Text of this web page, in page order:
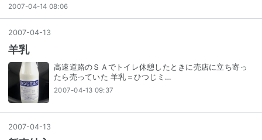
2007-04-14 08:06
2007-04-13
羊乳
高速道路のＳＡでトイレ休憩したときに売店に立ち寄っ
たら売っていた 羊乳＝ひつじミ…
2007-04-13 09:37
2007-04-13